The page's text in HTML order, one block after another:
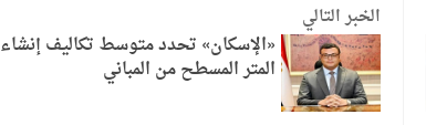
الخبر التالي
«الإسكان» تحدد متوسط تكاليف إنشاء
المتر المسطح من المباني